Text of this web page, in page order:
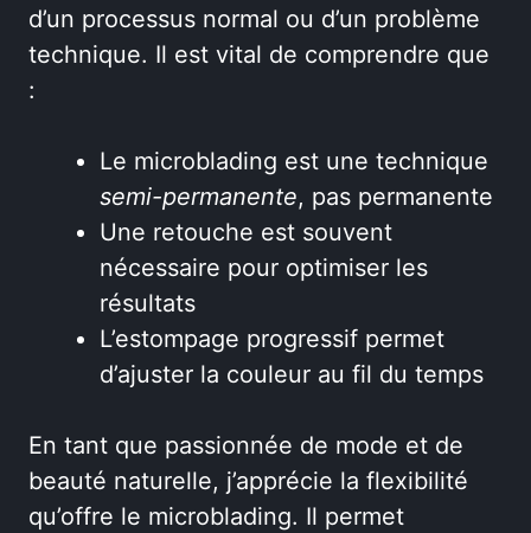
d’un processus normal ou d’un problème
technique. Il est vital de comprendre que
:
Le microblading est une technique
semi-permanente, pas permanente
Une retouche est souvent
nécessaire pour optimiser les
résultats
L’estompage progressif permet
d’ajuster la couleur au fil du temps
En tant que passionnée de mode et de
beauté naturelle, j’apprécie la flexibilité
qu’offre le microblading. Il permet